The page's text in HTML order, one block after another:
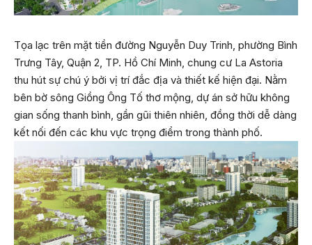
Tọa lạc trên mặt tiền đường Nguyễn Duy Trinh, phường Bình
Trưng Tây, Quận 2, TP. Hồ Chí Minh, chung cư La Astoria
thu hút sự chú ý bởi vị trí đắc địa và thiết kế hiện đại. Nằm
bên bờ sông Giồng Ông Tố thơ mộng, dự án sở hữu không
gian sống thanh bình, gần gũi thiên nhiên, đồng thời dễ dàng
kết nối đến các khu vực trọng điểm trong thành phố.